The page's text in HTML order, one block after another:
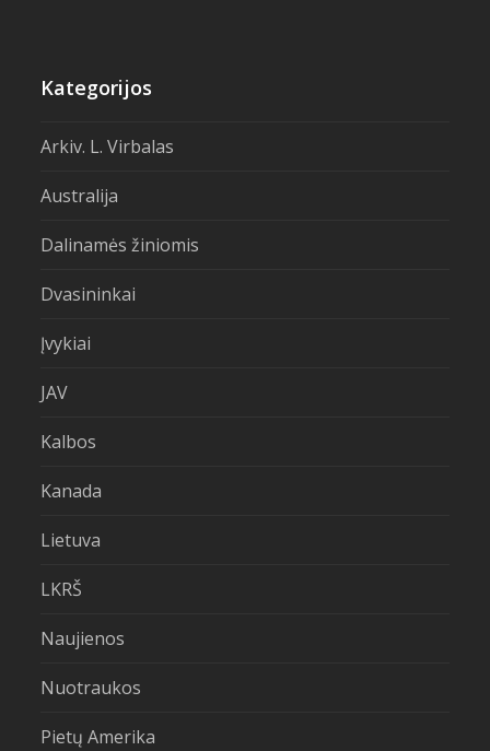
Kategorijos
Arkiv. L. Virbalas
Australija
Dalinamės žiniomis
Dvasininkai
Įvykiai
JAV
Kalbos
Kanada
Lietuva
LKRŠ
Naujienos
Nuotraukos
Pietų Amerika